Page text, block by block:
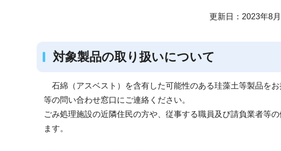
更新日：2023年8月
対象製品の取り扱いについて
石綿（アスベスト）を含有した可能性のある珪藻土等製品をお
等の問い合わせ窓口にご連絡ください。
ごみ処理施設の近隣住民の方や、従事する職員及び請負業者等
ます。
シ